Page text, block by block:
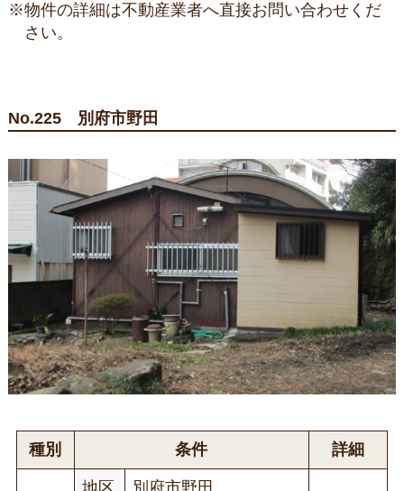
※物件の詳細は不動産業者へ直接お問い合わせくだ
さい。
No.225 別府市野田
種別 条件 詳細